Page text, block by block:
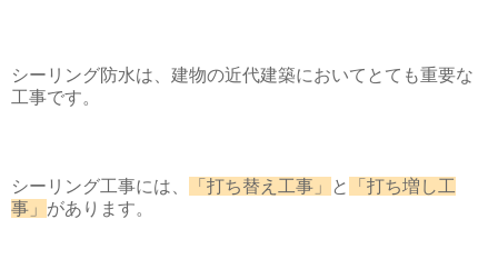
シーリング防水は、建物の近代建築においてとても重要な
工事です。
シーリング工事には、 「打ち替え工事」 と
「打ち増し工
事」 があります。